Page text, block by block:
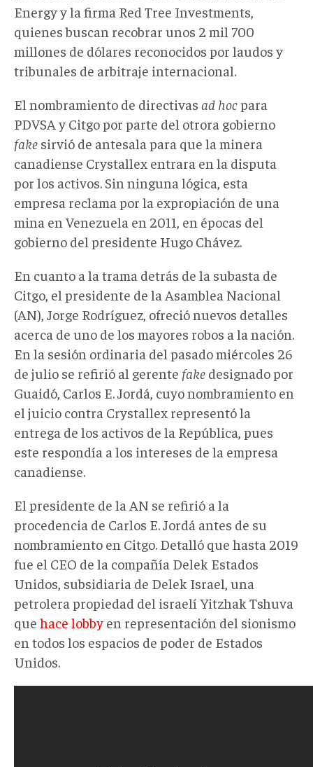
Energy y la firma Red Tree Investments,
quienes buscan recobrar unos 2 mil 700
millones de dólares reconocidos por laudos y
tribunales de arbitraje internacional.
El nombramiento de directivas ad hocpara
PDVSA y Citgo por parte del otrora gobierno
fake sirvió de antesala para que la minera
canadiense Crystallex entrara en la disputa
por los activos. Sin ninguna lógica, esta
empresa reclama por la expropiación de una
mina en Venezuela en 2011, en épocas del
gobierno del presidente Hugo Chávez.
En cuanto a la trama detrás de la subasta de
Citgo, el presidente de la Asamblea Nacional
(AN), Jorge Rodríguez, ofreció nuevos detalles
acerca de uno de los mayores robos a la nación.
En la sesión ordinaria del pasado miércoles 26
de julio se refirió al gerente fake designado por
Guaidó, Carlos E. Jordá, cuyo nombramiento en
el juicio contra Crystallex representó la
entrega de los activos de la República, pues
este respondía a los intereses de la empresa
canadiense.
El presidente de la AN se refirió a la
procedencia de Carlos E. Jordá antes de su
nombramiento en Citgo. Detalló que hasta 2019
fue el CEO de la compañía Delek Estados
Unidos, subsidiaria de Delek Israel, una
petrolera propiedad del israelí Yitzhak Tshuva
que hace lobby en representación del sionismo
en todos los espacios de poder de Estados
Unidos.